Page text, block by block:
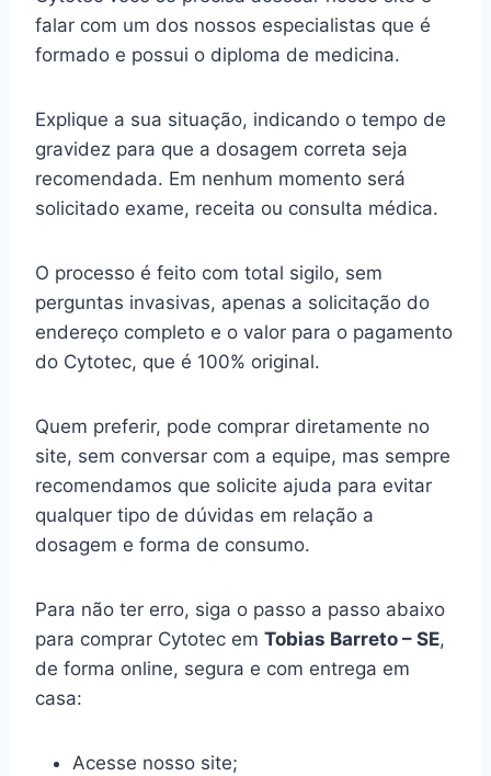
falar com um dos nossos especialistas que é
formado e possui o diploma de medicina.
Explique a sua situação, indicando o tempo de
gravidez para que a dosagem correta seja
recomendada. Em nenhum momento será
solicitado exame, receita ou consulta médica.
O processo é feito com total sigilo, sem
perguntas invasivas, apenas a solicitação do
endereço completo e o valor para o pagamento
do Cytotec, que é 100% original.
Quem preferir, pode comprar diretamente no
site, sem conversar com a equipe, mas sempre
recomendamos que solicite ajuda para evitar
qualquer tipo de dúvidas em relação a
dosagem e forma de consumo.
Para não ter erro, siga o passo a passo abaixo
para comprar Cytotec em Tobias Barreto – SE,
de forma online, segura e com entrega em
casa:
Acesse nosso site;